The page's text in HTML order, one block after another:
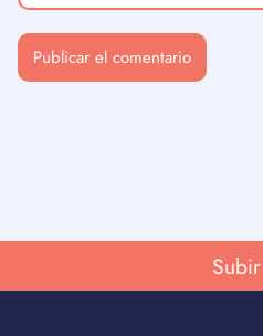
Subir